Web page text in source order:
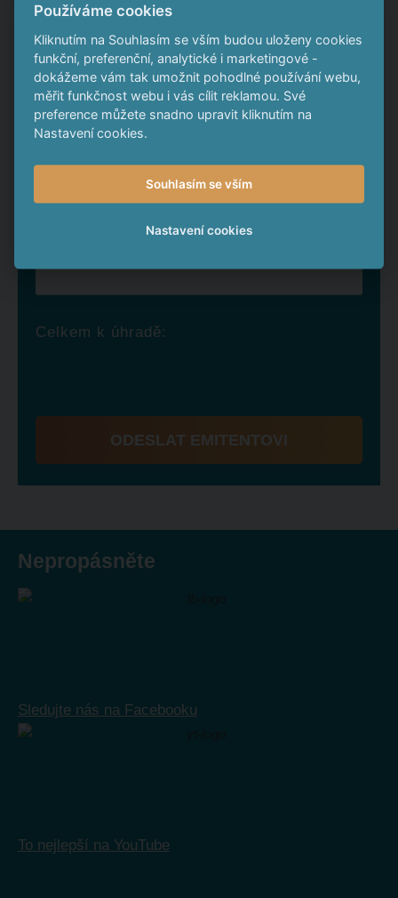
E-mail *
Město
Aktuální cena 1 dluhopisu
Celkem k úhradě:
ODESLAT EMITENTOVI
Nepropásněte
Sledujte nás na Facebooku
To nejlepší na YouTube
Používáme cookies
Kliknutím na Souhlasím se vším budou uloženy cookies
funkční, preferenční, analytické i marketingové -
dokážeme vám tak umožnit pohodlné používání webu,
měřit funkčnost webu i vás cílit reklamou. Své
preference můžete snadno upravit kliknutím na
Nastavení cookies.
Souhlasím se vším
Nastavení cookies